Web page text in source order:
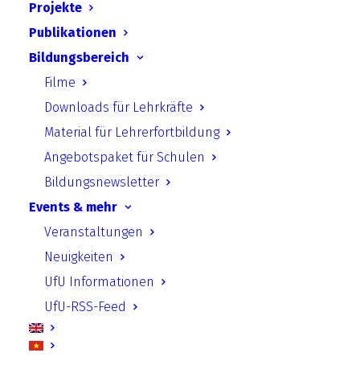
Projekte
Publikationen
Bildungsbereich
Filme
Downloads für Lehrkräfte
Material für Lehrerfortbildung
Angebotspaket für Schulen
Bildungsnewsletter
Events & mehr
Veranstaltungen
Neuigkeiten
UfU Informationen
UfU-RSS-Feed
Programm
Ansprechpartnerin:
Bürger- und zivilgesellschaftlich
angestoßene Entsiegelung im öffentlichen
Raum – Was ist möglich & wie angehen?
Die Dürren und Hochwasser der letzten
Jahre haben gezeigt, dass auch Deutschland
sich bereits an den Klimawandel anpassen
muss. Naturbasierte Lösungen, wie
Stadtparks, Gründächer oder